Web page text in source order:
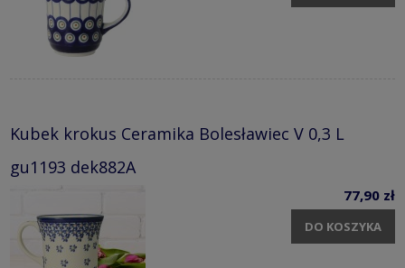
Kubek krokus Ceramika Bolesławiec V 0,3 L
gu1193 dek882A
77,90 zł
DO KOSZYKA